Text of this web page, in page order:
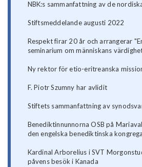
NBK:s sammanfattning av de
Stiftsmeddelande augusti 2022
Respekt firar 20 år och arrangerar
seminarium om människans
Ny rektor för etio-eritreanska
F. Piotr Szumny har avlidit
Stiftets sammanfattning av
Benediktinnunnorna OSB på
den engelska benediktinska
Kardinal Arborelius i SVT
påvens besök i Kanada